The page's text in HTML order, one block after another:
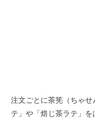
注文ごとに茶筅（ちゃ
テ」や「焙じ茶ラテ」